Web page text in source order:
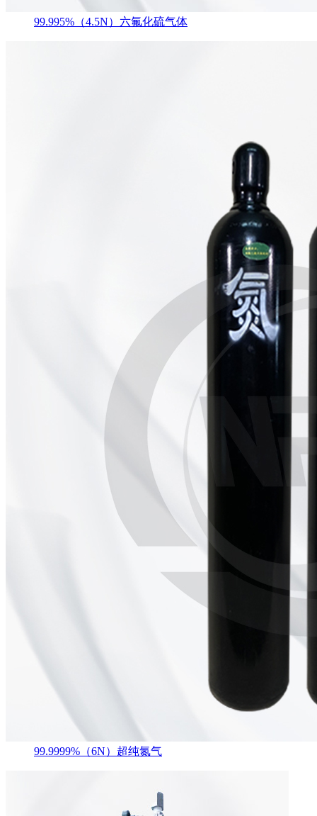
99.995%（4.5N）六氟化硫气体
99.9999%（6N）超纯氮气